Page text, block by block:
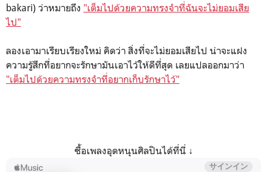
bakari) ว่าหมายถึง "เต็มไปด้วยความทรงจำที่ฉันจะไม่ยอมเสีย
ไป"
ลองเอามาเรียบเรียงใหม่ คิดว่า สิ่งที่จะไม่ยอมเสียไป น่าจะแฝง
ความรู้สึกที่อยากจะรักษามันเอาไว้ให้ดีที่สุด เลยแปลออกมาว่า
"เต็มไปด้วยความทรงจำที่อยากเก็บรักษาไว้"
ซื้อเพลงอุดหนุนศิลปินได้ที่นี่ ↓